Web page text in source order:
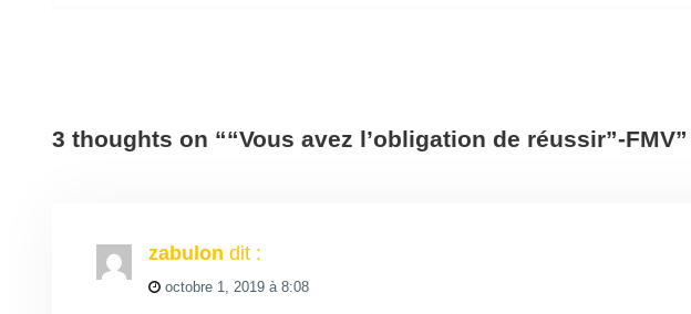
3 thoughts on ““Vous avez l’obligation de réussir”-FMV”
zabulon dit :
octobre 1, 2019 à 8:08